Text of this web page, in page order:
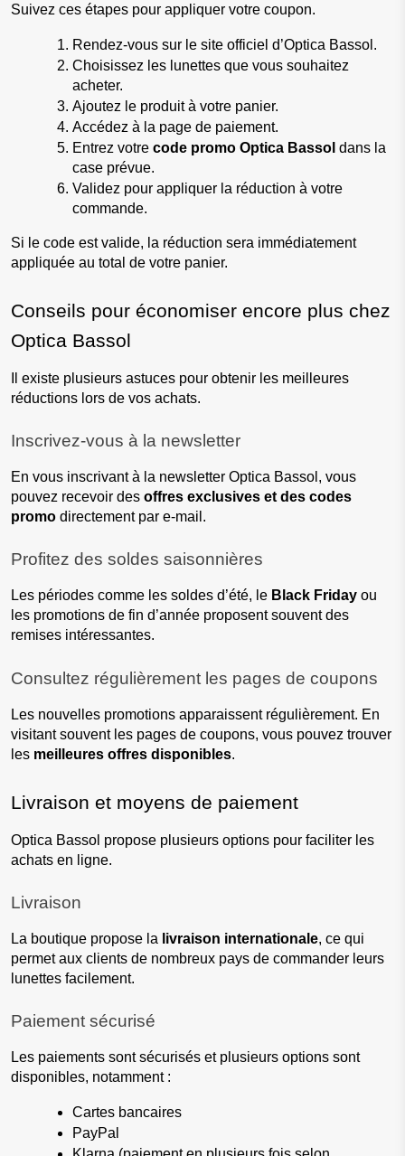
Suivez ces étapes pour appliquer votre coupon.
Rendez-vous sur le site officiel d’Optica Bassol.
Choisissez les lunettes que vous souhaitez
acheter.
Ajoutez le produit à votre panier.
Accédez à la page de paiement.
Entrez votre code promo Optica Bassol dans la
case prévue.
Validez pour appliquer la réduction à votre
commande.
Si le code est valide, la réduction sera immédiatement
appliquée au total de votre panier.
Conseils pour économiser encore plus chez
Optica Bassol
Il existe plusieurs astuces pour obtenir les meilleures
réductions lors de vos achats.
Inscrivez-vous à la newsletter
En vous inscrivant à la newsletter Optica Bassol, vous
pouvez recevoir des offres exclusives et des codes
promo directement par e-mail.
Profitez des soldes saisonnières
Les périodes comme les soldes d’été, le Black Friday ou
les promotions de fin d’année proposent souvent des
remises intéressantes.
Consultez régulièrement les pages de coupons
Les nouvelles promotions apparaissent régulièrement. En
visitant souvent les pages de coupons, vous pouvez trouver
les meilleures offres disponibles.
Livraison et moyens de paiement
Optica Bassol propose plusieurs options pour faciliter les
achats en ligne.
Livraison
La boutique propose la livraison internationale, ce qui
permet aux clients de nombreux pays de commander leurs
lunettes facilement.
Paiement sécurisé
Les paiements sont sécurisés et plusieurs options sont
disponibles, notamment :
Cartes bancaires
PayPal